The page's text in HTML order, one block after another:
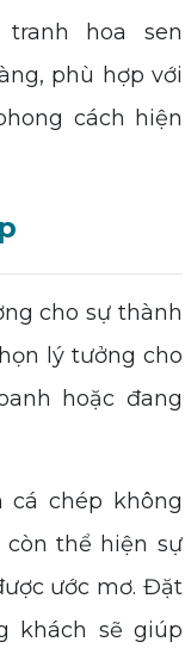
tranh hoa sen
phù hợp với
cách hiện
cho sự thành
lý tưởng cho
hoặc đang
cá chép không
thể hiện sự
ước mơ. Đặt
khách sẽ giúp